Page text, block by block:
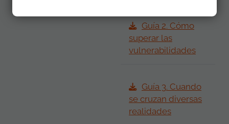
Guía 2. Cómo
superar las
vulnerabilidades
Guía 3. Cuando
se cruzan diversas
realidades